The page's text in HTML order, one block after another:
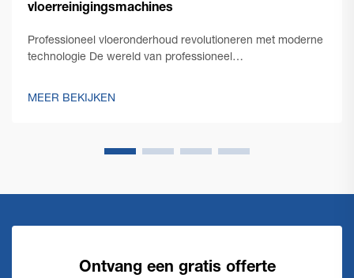
vloerreinigingsmachines
Professioneel vloeronderhoud revolutioneren met moderne
technologie De wereld van professioneel
transformatie doorgemaakt met de opkomst van
MEER BEKIJKEN
Ontvang een gratis offerte